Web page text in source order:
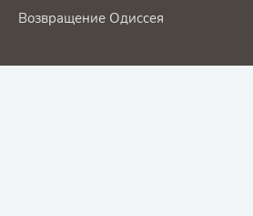
Возвращение Одиссея